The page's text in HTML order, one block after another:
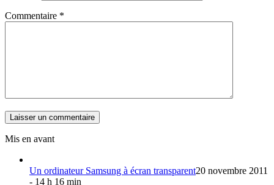
Commentaire *
Mis en avant
Un ordinateur Samsung à écran transparent20 novembre 2011
- 14 h 16 min